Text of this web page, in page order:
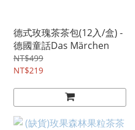
德式玫瑰茶茶包(12入/盒) -
德國童話Das Märchen
NT$499
NT$219